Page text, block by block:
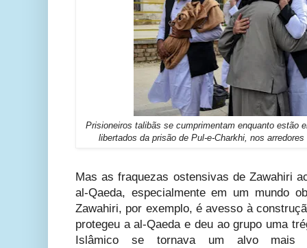
Prisioneiros talibãs se cumprimentam enquanto estão
libertados da prisão de Pul-e-Charkhi, nos
Mas as fraquezas ostensivas de Zawahiri
al-Qaeda, especialmente em um mundo
Zawahiri, por exemplo, é avesso à
protegeu a al-Qaeda e deu ao grupo uma
Islâmico se tornava um alvo mais